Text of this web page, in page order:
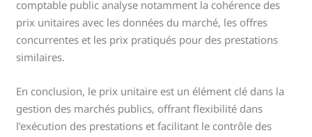
comptable public analyse notamment la cohérence des
prix unitaires avec les données du marché, les offres
concurrentes et les prix pratiqués pour des prestations
similaires.
En conclusion, le prix unitaire est un élément clé dans la
gestion des marchés publics, offrant flexibilité dans
l’exécution des prestations et facilitant le contrôle des